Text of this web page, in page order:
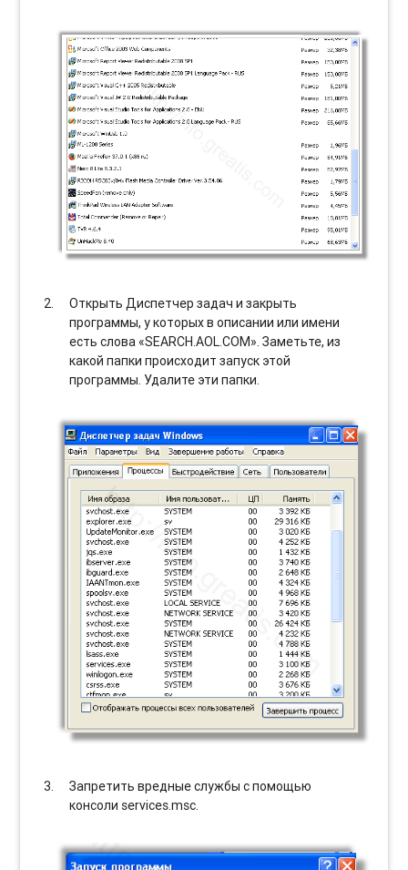
Открыть Диспетчер задач и закрыть
программы, у которых в описании или имени
есть слова «SEARCH.AOL.COM». Заметьте, из
какой папки происходит запуск этой
программы. Удалите эти папки.
Запретить вредные службы с помощью
консоли services.msc.